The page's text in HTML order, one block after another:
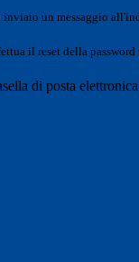
inviato un messaggio
il reset della
di posta